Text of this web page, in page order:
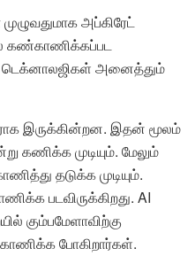
அப்கிரேட்
கண்காணிக்கப்பட
டெக்னாலஜிகள் அனைத்தும்
இருக்கின்றன. இதன் மூலம்
கணிக்க முடியும். மேலும்
தடுக்க முடியும்.
படவிருக்கிறது. AI
கும்பமேளாவிற்கு
போகிறார்கள்.